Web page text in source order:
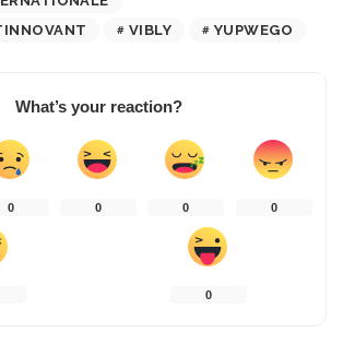
VIBLY YUPWEGO
What’s your reaction?
0 0 0 0
0